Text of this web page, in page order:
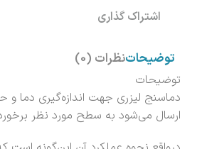
اشتراک گذاری
توضیحاتنظرات (0)
توضیحات
دماسنج لیزری جهت اندازه‌گیری دما و
ارسال می‌شود به سطح مورد نظر